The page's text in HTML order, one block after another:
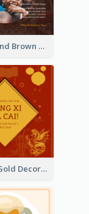
Orange And Brown World Malaria Day Instagram Post
Red And Gold Decoration Lunar New Year Instagram Post